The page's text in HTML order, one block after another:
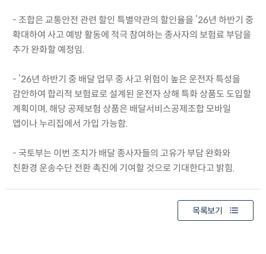
- 조합은 교통안전 관련 할인 특별약관의 할인율을 ’26년 하반기 중
확대하여 사고 예방 활동에 적극 참여하는 종사자의 보험료 부담을
추가 완화할 예정임.
- ’26년 하반기 중 배달 업무 중 사고 위험이 높은 운전자 특성을
감안하여 합리적 보험료로 설계된 운전자 상해 특화 상품도 도입할
계획이며, 해당 공제보험 상품은 배달서비스공제조합 모바일
앱이나 누리집에서 가입 가능함.
- 국토부는 이번 조치가 배달 종사자들의 고유가 부담 완화와
친환경 운송수단 전환 촉진에 기여할 것으로 기대한다고 밝힘.
목록보기